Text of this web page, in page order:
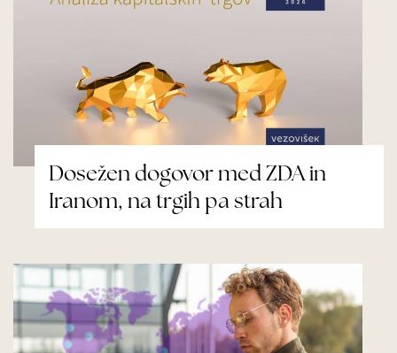
Dosežen dogovor med ZDA in
Iranom, na trgih pa strah